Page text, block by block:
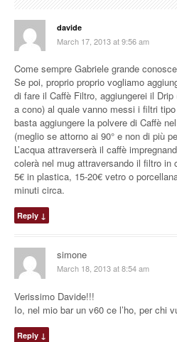
davide
March 17, 2013 at 9:56 am
Come sempre Gabriele grande
Se poi, proprio proprio vogliamo
di fare il Caffè Filtro, aggiungerei il
a cono) al quale vanno messi i filtri
basta aggiungere la polvere di Caffè
(meglio se attorno ai 90° e non di più
L’acqua attraverserà il caffè
colerà nel mug attraversando il filtro in
5€ in plastica, 15-20€ vetro o
minuti circa.
Reply ↓
simone
March 18, 2013 at 8:54 am
Verissimo Davide!!!
Io, nel mio bar un v60 ce l’ho, per chi
Reply ↓